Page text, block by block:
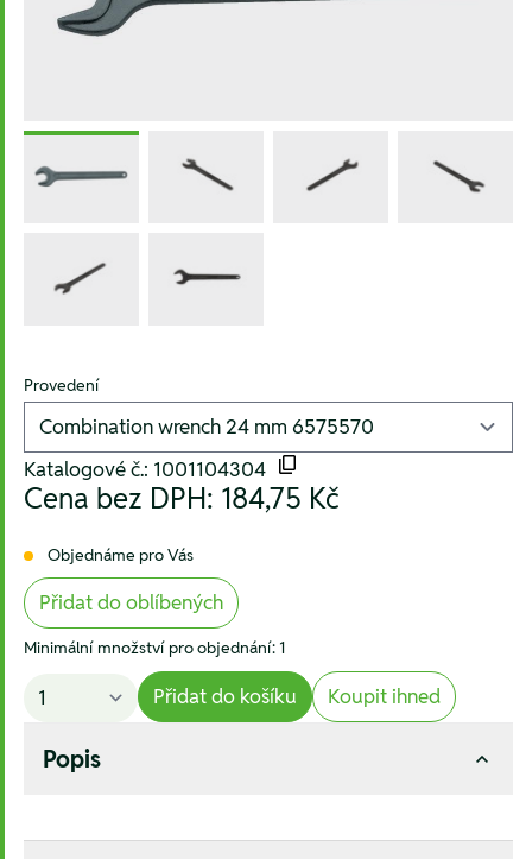
Provedení
Katalogové č.: 1001104304
Cena bez DPH: 184,75 Kč
Objednáme pro Vás
Přidat do oblíbených
Minimální množství pro objednání: 1
Přidat do košíku Koupit ihned
Popis